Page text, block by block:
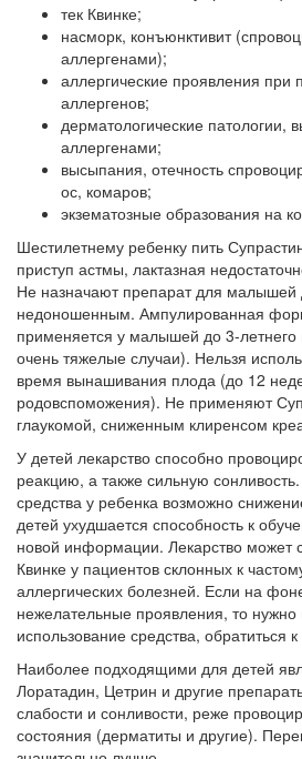
тек Квинке;
насморк, конъюнктивит
аллергенами);
аллергические проявления
аллергенов;
дерматологические патологии,
аллергенами;
высыпания, отечность
ос, комаров;
экзематозные образования на
Шестилетнему ребенку пить
приступ астмы, лактазная
Не назначают препарат для малышей
недоношенным. Ампулированная
применяется у малышей до 3-летнего
очень тяжелые случаи). Нельзя
время вынашивания плода (до 12
родовспоможения). Не применяют
глаукомой, сниженным клиренсом
У детей лекарство способно
реакцию, а также сильную
средства у ребенка возможно
детей ухудшается способность к
новой информации. Лекарство может
Квинке у пациентов склонных к
аллергических болезней. Если на
нежелательные проявления, то нужно
использование средства, обратиться к
Наиболее подходящими для детей
Лоратадин, Цетрин и другие
слабости и сонливости, реже
состояния (дерматиты и другие).